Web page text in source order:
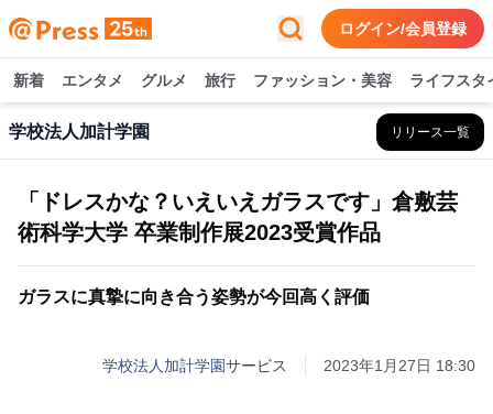
ログイン/会員登録
新着 エンタメ グルメ 旅行 ファッション・美容 ライフスタ
学校法人加計学園 リリース一覧
「ドレスかな？いえいえガラスです」倉敷芸
術科学大学 卒業制作展2023受賞作品
ガラスに真摯に向き合う姿勢が今回高く評価
学校法人加計学園サービス 2023年1月27日 18:30